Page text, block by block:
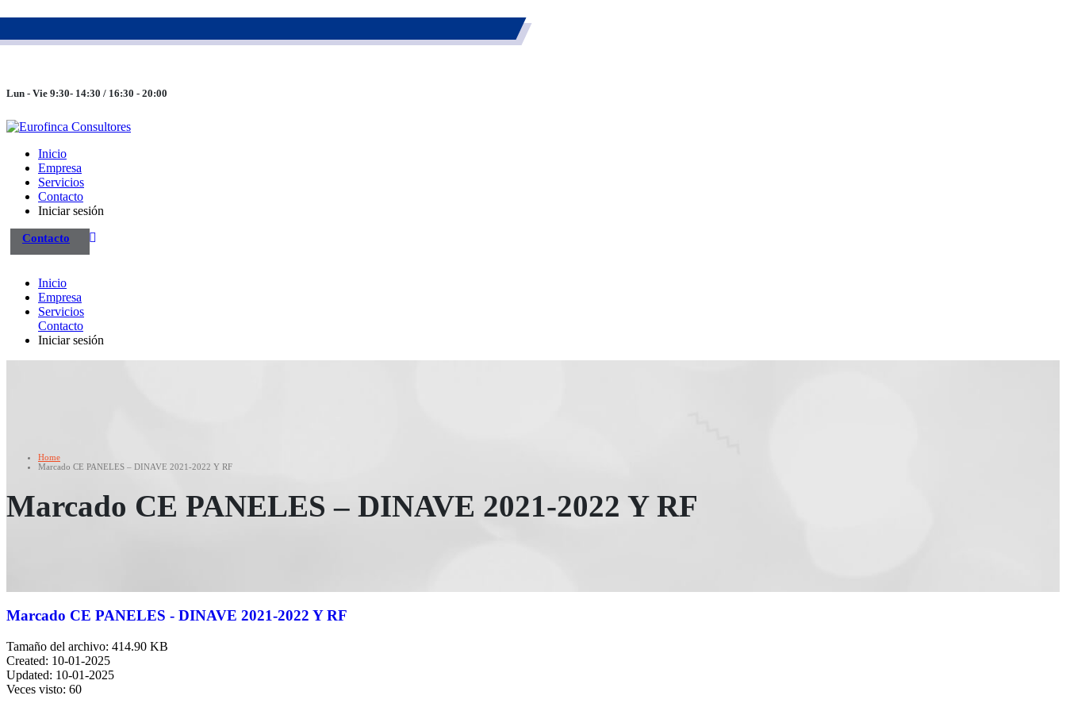
Lun - Vie 9:30- 14:30 / 16:30 - 20:00
Inicio
Empresa
Servicios
Contacto
Iniciar sesión
Contacto
Inicio
Empresa
Servicios
Contacto
Iniciar sesión
Home
Marcado CE PANELES – DINAVE 2021-2022 Y RF
Marcado CE PANELES – DINAVE 2021-2022 Y RF
Marcado CE PANELES - DINAVE 2021-2022 Y RF
Tamaño del archivo: 414.90 KB
Created: 10-01-2025
Updated: 10-01-2025
Veces visto: 60